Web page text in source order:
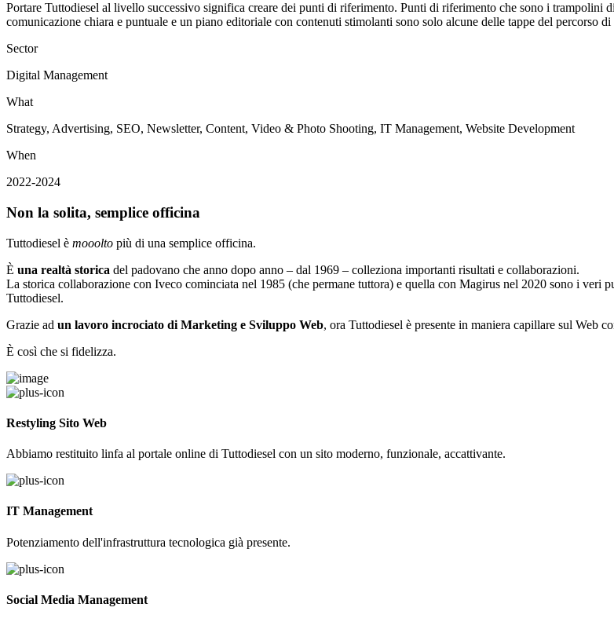
Portare Tuttodiesel al livello successivo significa creare dei punti di riferimento. Punti di riferimento che sono i
comunicazione chiara e puntuale e un piano editoriale con contenuti stimolanti sono solo alcune delle tappe del percorso
Sector
Digital Management
What
Strategy, Advertising, SEO, Newsletter, Content, Video & Photo Shooting, IT Management, Website Development
When
2022-2024
Non la solita, semplice officina
Tuttodiesel è mooolto più di una semplice officina.
È una realtà storica del padovano che anno dopo anno – dal 1969 – colleziona importanti risultati e collaborazioni.
La storica collaborazione con Iveco cominciata nel 1985 (che permane tuttora) e quella con Magirus nel 2020 sono i veri
Tuttodiesel.
Grazie ad un lavoro incrociato di Marketing e Sviluppo Web, ora Tuttodiesel è presente in maniera capillare sul Web
È così che si fidelizza.
Restyling Sito Web
Abbiamo restituito linfa al portale online di Tuttodiesel con un sito moderno, funzionale, accattivante.
IT Management
Potenziamento dell'infrastruttura tecnologica già presente.
Social Media Management